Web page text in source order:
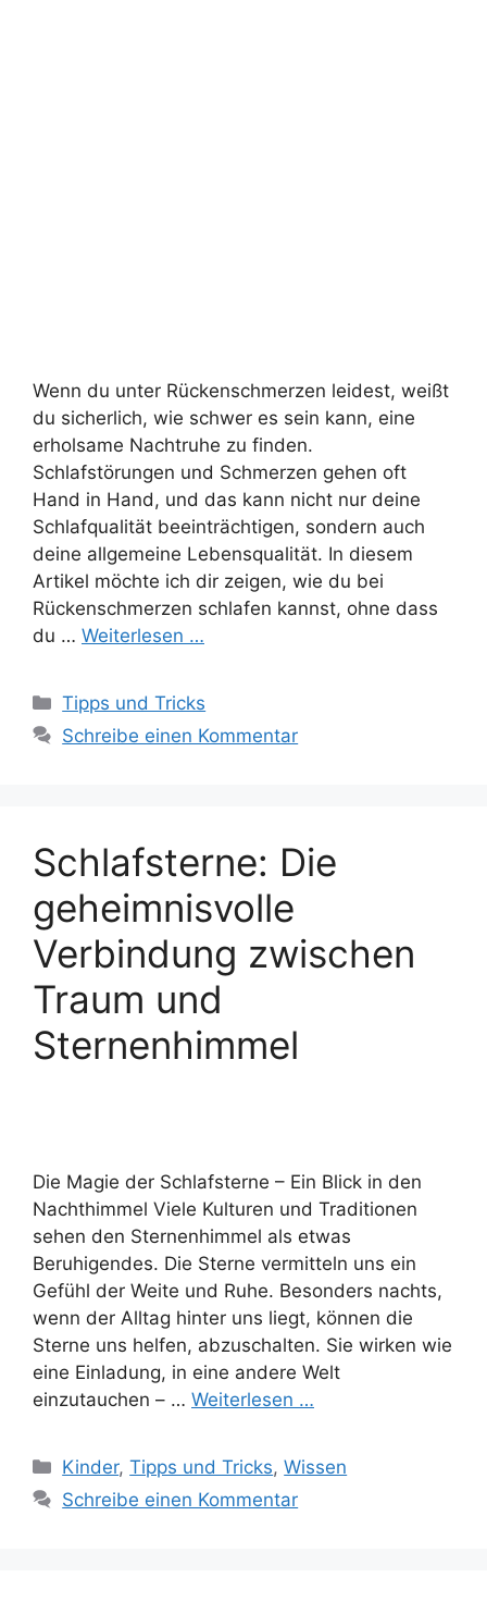
Wenn du unter Rückenschmerzen leidest, weißt
du sicherlich, wie schwer es sein kann, eine
erholsame Nachtruhe zu finden.
Schlafstörungen und Schmerzen gehen oft
Hand in Hand, und das kann nicht nur deine
Schlafqualität beeinträchtigen, sondern auch
deine allgemeine Lebensqualität. In diesem
Artikel möchte ich dir zeigen, wie du bei
Rückenschmerzen schlafen kannst, ohne dass
du … Weiterlesen …
Kategorien
Tipps und Tricks
Schreibe einen Kommentar
Schlafsterne: Die
geheimnisvolle
Verbindung zwischen
Traum und
Sternenhimmel
Die Magie der Schlafsterne – Ein Blick in den
Nachthimmel Viele Kulturen und Traditionen
sehen den Sternenhimmel als etwas
Beruhigendes. Die Sterne vermitteln uns ein
Gefühl der Weite und Ruhe. Besonders nachts,
wenn der Alltag hinter uns liegt, können die
Sterne uns helfen, abzuschalten. Sie wirken wie
eine Einladung, in eine andere Welt
einzutauchen – … Weiterlesen …
Kategorien
Kinder,Tipps und Tricks,Wissen
Schreibe einen Kommentar